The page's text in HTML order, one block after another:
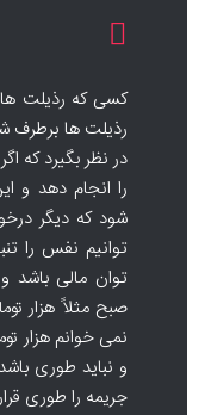
کسی که رذیلت
رذیلت ها برطرف
در نظر بگیرد که
را انجام دهد
شود که دیگر
توانیم نفس را
توان مالی باشد
صبح مثلاً هزار
نمی خوانم هزار
و نباید طوری
جریمه را طوری